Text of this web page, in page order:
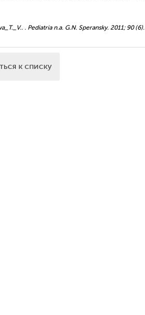
. Pediatria n.a. G.N. Speransky. 2011; 90 (6).
к списку